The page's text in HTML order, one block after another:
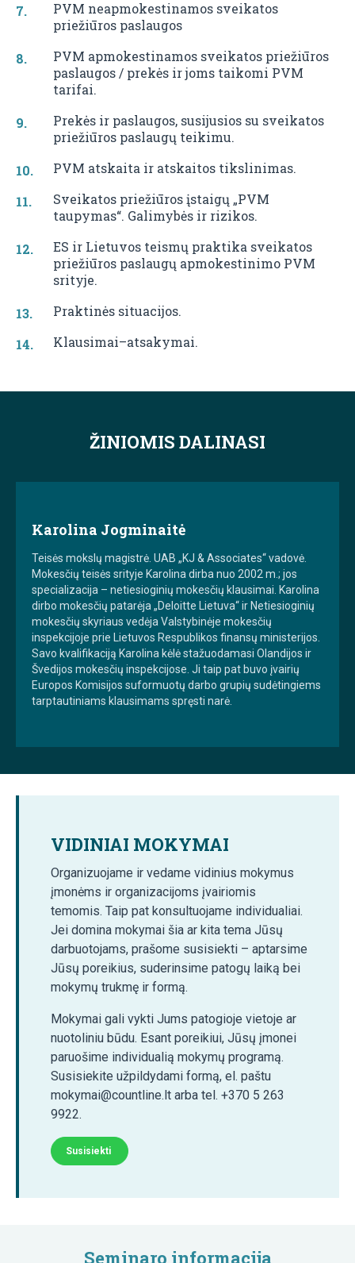
PVM neapmokestinamos sveikatos
priežiūros paslaugos
PVM apmokestinamos sveikatos priežiūros
paslaugos / prekės ir joms taikomi PVM
tarifai.
Prekės ir paslaugos, susijusios su sveikatos
priežiūros paslaugų teikimu.
PVM atskaita ir atskaitos tikslinimas.
Sveikatos priežiūros įstaigų „PVM
taupymas“. Galimybės ir rizikos.
ES ir Lietuvos teismų praktika sveikatos
priežiūros paslaugų apmokestinimo PVM
srityje.
Praktinės situacijos.
Klausimai–atsakymai.
ŽINIOMIS DALINASI
Karolina Jogminaitė
Teisės mokslų magistrė. UAB „KJ & Associates“ vadovė.
Mokesčių teisės srityje Karolina dirba nuo 2002 m.; jos
specializacija – netiesioginių mokesčių klausimai. Karolina
dirbo mokesčių patarėja „Deloitte Lietuva“ ir Netiesioginių
mokesčių skyriaus vedėja Valstybinėje mokesčių
inspekcijoje prie Lietuvos Respublikos finansų ministerijos.
Savo kvalifikaciją Karolina kėlė stažuodamasi Olandijos ir
Švedijos mokesčių inspekcijose. Ji taip pat buvo įvairių
Europos Komisijos suformuotų darbo grupių sudėtingiems
tarptautiniams klausimams spręsti narė.
VIDINIAI MOKYMAI
Organizuojame ir vedame vidinius mokymus
įmonėms ir organizacijoms įvairiomis
temomis. Taip pat konsultuojame individualiai.
Jei domina mokymai šia ar kita tema Jūsų
darbuotojams, prašome susisiekti – aptarsime
Jūsų poreikius, suderinsime patogų laiką bei
mokymų trukmę ir formą.
Mokymai gali vykti Jums patogioje vietoje ar
nuotoliniu būdu. Esant poreikiui, Jūsų įmonei
paruošime individualią mokymų programą.
Susisiekite užpildydami formą, el. paštu
mokymai@countline.lt arba tel. +370 5 263
9922.
Susisiekti
Seminaro informacija